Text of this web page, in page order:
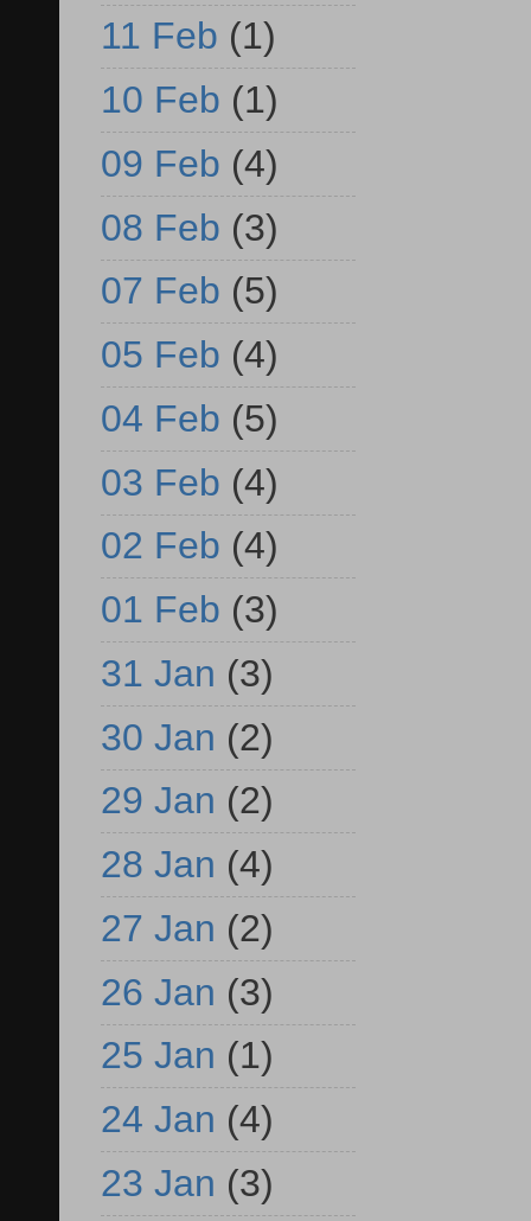
11 Feb (1)
10 Feb (1)
09 Feb (4)
08 Feb (3)
07 Feb (5)
05 Feb (4)
04 Feb (5)
03 Feb (4)
02 Feb (4)
01 Feb (3)
31 Jan (3)
30 Jan (2)
29 Jan (2)
28 Jan (4)
27 Jan (2)
26 Jan (3)
25 Jan (1)
24 Jan (4)
23 Jan (3)